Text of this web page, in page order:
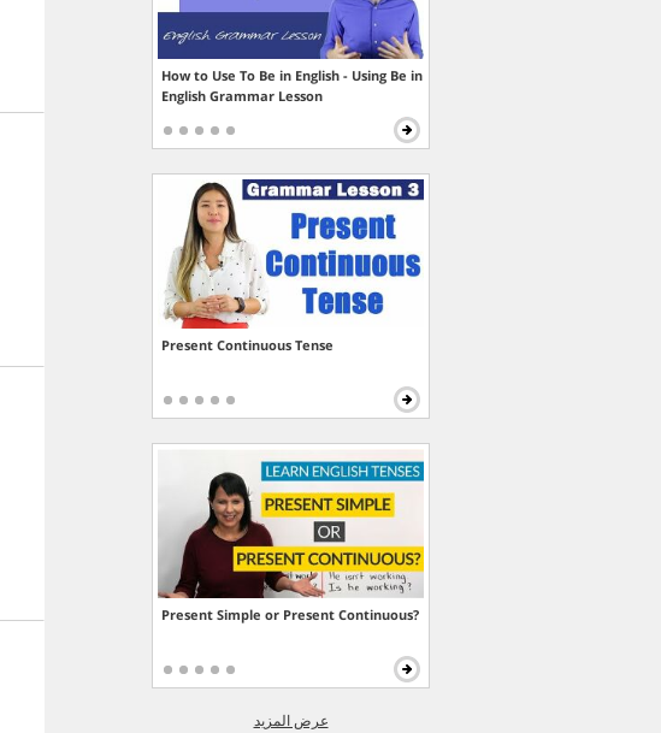
How to Use To Be in English - Using Be in
English Grammar Lesson
Present Continuous Tense
Present Simple or Present Continuous?
عرض المزيد